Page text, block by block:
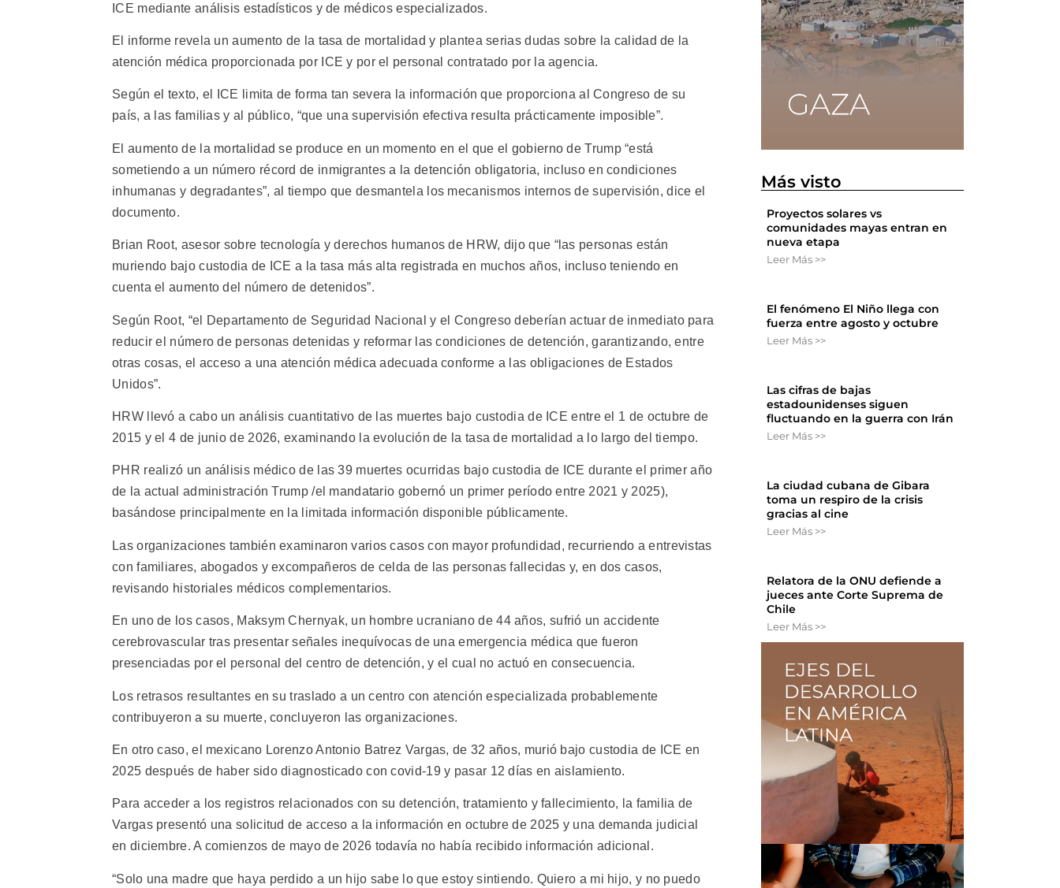
ICE mediante análisis estadísticos y de médicos especializados.
El informe revela un aumento de la tasa de mortalidad y plantea serias dudas sobre la calidad de la
atención médica proporcionada por ICE y por el personal contratado por la agencia.
Según el texto, el ICE limita de forma tan severa la información que proporciona al Congreso de su
país, a las familias y al público, “que una supervisión efectiva resulta prácticamente imposible”.
El aumento de la mortalidad se produce en un momento en el que el gobierno de Trump “está
sometiendo a un número récord de inmigrantes a la detención obligatoria, incluso en condiciones
inhumanas y degradantes”, al tiempo que desmantela los mecanismos internos de supervisión, dice el
documento.
Brian Root, asesor sobre tecnología y derechos humanos de HRW, dijo que “las personas están
muriendo bajo custodia de ICE a la tasa más alta registrada en muchos años, incluso teniendo en
cuenta el aumento del número de detenidos”.
Según Root, “el Departamento de Seguridad Nacional y el Congreso deberían actuar de inmediato para
reducir el número de personas detenidas y reformar las condiciones de detención, garantizando, entre
otras cosas, el acceso a una atención médica adecuada conforme a las obligaciones de Estados
Unidos”.
HRW llevó a cabo un análisis cuantitativo de las muertes bajo custodia de ICE entre el 1 de octubre de
2015 y el 4 de junio de 2026, examinando la evolución de la tasa de mortalidad a lo largo del tiempo.
PHR realizó un análisis médico de las 39 muertes ocurridas bajo custodia de ICE durante el primer año
de la actual administración Trump /el mandatario gobernó un primer período entre 2021 y 2025),
basándose principalmente en la limitada información disponible públicamente.
Las organizaciones también examinaron varios casos con mayor profundidad, recurriendo a entrevistas
con familiares, abogados y excompañeros de celda de las personas fallecidas y, en dos casos,
revisando historiales médicos complementarios.
En uno de los casos, Maksym Chernyak, un hombre ucraniano de 44 años, sufrió un accidente
cerebrovascular tras presentar señales inequívocas de una emergencia médica que fueron
presenciadas por el personal del centro de detención, y el cual no actuó en consecuencia.
Los retrasos resultantes en su traslado a un centro con atención especializada probablemente
contribuyeron a su muerte, concluyeron las organizaciones.
En otro caso, el mexicano Lorenzo Antonio Batrez Vargas, de 32 años, murió bajo custodia de ICE en
2025 después de haber sido diagnosticado con covid-19 y pasar 12 días en aislamiento.
Para acceder a los registros relacionados con su detención, tratamiento y fallecimiento, la familia de
Vargas presentó una solicitud de acceso a la información en octubre de 2025 y una demanda judicial
en diciembre. A comienzos de mayo de 2026 todavía no había recibido información adicional.
“Solo una madre que haya perdido a un hijo sabe lo que estoy sintiendo. Quiero a mi hijo, y no puedo
Más visto
Proyectos solares vs
comunidades mayas entran en
nueva etapa
Leer Más >>
El fenómeno El Niño llega con
fuerza entre agosto y octubre
Leer Más >>
Las cifras de bajas
estadounidenses siguen
fluctuando en la guerra con Irán
Leer Más >>
La ciudad cubana de Gibara
toma un respiro de la crisis
gracias al cine
Leer Más >>
Relatora de la ONU defiende a
jueces ante Corte Suprema de
Chile
Leer Más >>